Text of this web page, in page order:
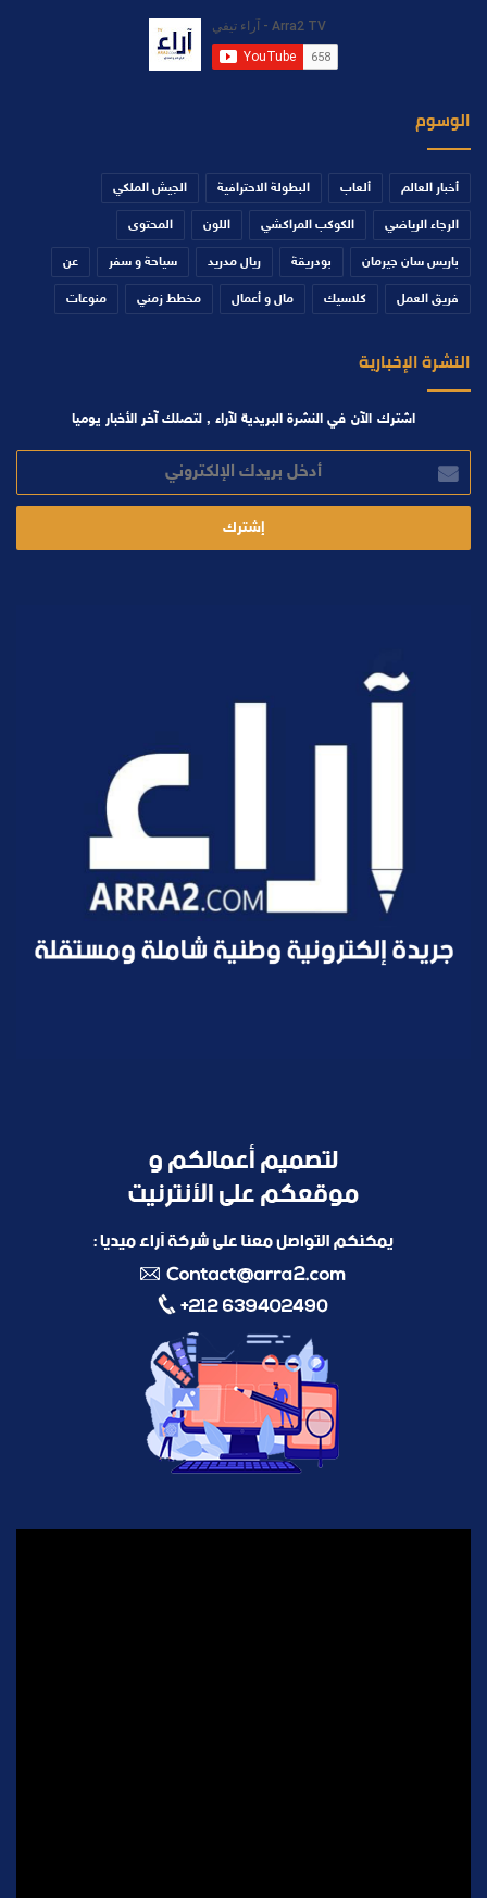
الوسوم
أخبار العالم ألعاب البطولة الاحترافية الجيش الملكي
الرجاء الرياضي الكوكب المراكشي اللون المحتوى
باريس سان جيرمان بودريقة ريال مدريد سياحة و سفر عن
فريق العمل كلاسيك مال و أعمال مخطط زمني منوعات
النشرة الإخبارية
اشترك الآن في النشرة البريدية لآراء , لتصلك آخر الأخبار يوميا
بريدك
الإلكتروني